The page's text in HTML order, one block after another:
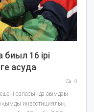
16 ірі
асуда
0
саласында ағымдағы
инвестициялық